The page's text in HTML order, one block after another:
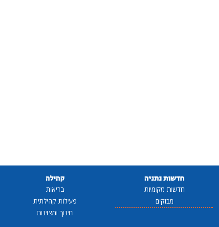
חדשות נתניה
חדשות מקומיות
מבזקים
קהילה
בריאות
פעילות קהילתית
חינוך ומצוינות